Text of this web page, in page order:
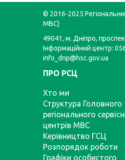
© 2016-2025
МВС)
49041, м. Дніпро,
Інформаційний центр:
info_dnp@hsc.gov.ua
ПРО РСЦ
Хто ми
Структура Головного
регіонального
центрів МВС
Керівництво ГСЦ
Розпорядок роботи
Графіки особистого